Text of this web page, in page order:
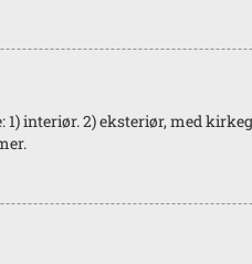
1) interiør. 2) eksteriør, med